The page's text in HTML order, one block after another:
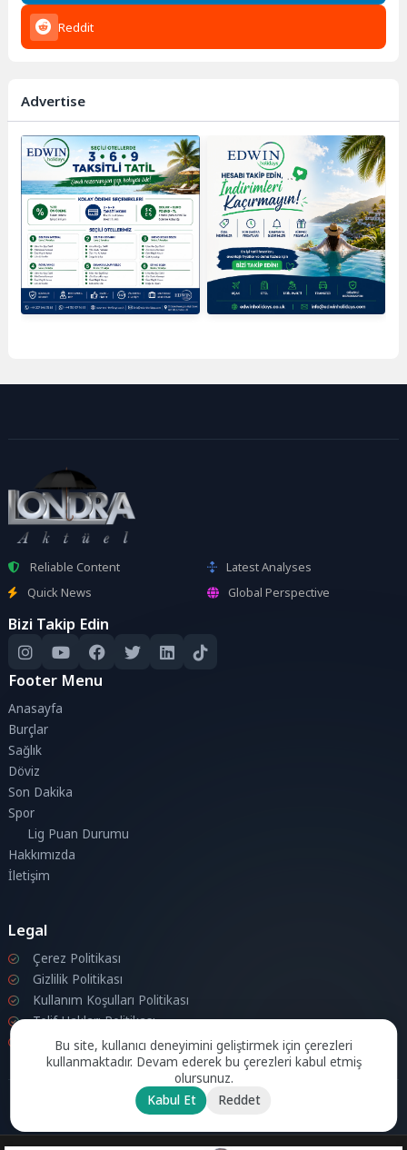
Reddit
Advertise
Reliable Content
Latest Analyses
Quick News
Global Perspective
Bizi Takip Edin
Footer Menu
Anasayfa
Burçlar
Sağlık
Döviz
Son Dakika
Spor
Lig Puan Durumu
Hakkımızda
İletişim
Legal
Çerez Politikası
Gizlilik Politikası
Kullanım Koşulları Politikası
Telif Hakları Politikası
İletişim
Bu site, kullanıcı deneyimini geliştirmek için çerezleri
kullanmaktadır. Devam ederek bu çerezleri kabul etmiş
olursunuz.
Kabul Et
Reddet